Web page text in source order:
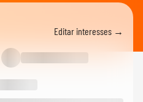
tranquiliza fãs após
grandes...
sistema de saúde dos EUA ao
‘Vá tentar...
Editar interesses →